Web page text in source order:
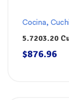
Cocina,
5.7203.20
Mango
$876.96